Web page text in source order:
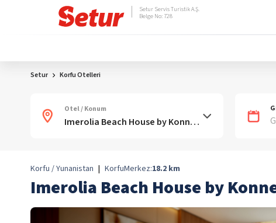
Setur Servis Turistik A.Ş.
Belge No: 728
Setur Korfu Otelleri
Otel / Konum
Korfu / Yunanistan | KorfuMerkez:18.2 km
Imerolia Beach House by